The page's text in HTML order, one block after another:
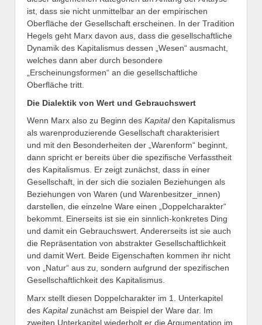
ist, dass sie nicht unmittelbar an der empirischen
Oberfläche der Gesellschaft erscheinen. In der Tradition
Hegels geht Marx davon aus, dass die gesellschaftliche
Dynamik des Kapitalismus dessen „Wesen“ ausmacht,
welches dann aber durch besondere
„Erscheinungsformen“ an die gesellschaftliche
Oberfläche tritt.
Die Dialektik von Wert und Gebrauchswert
Wenn Marx also zu Beginn des Kapitalden Kapitalismus
als warenproduzierende Gesellschaft charakterisiert
und mit den Besonderheiten der „Warenform“ beginnt,
dann spricht er bereits über die spezifische Verfasstheit
des Kapitalismus. Er zeigt zunächst, dass in einer
Gesellschaft, in der sich die sozialen Beziehungen als
Beziehungen von Waren (und Warenbesitzer_innen)
darstellen, die einzelne Ware einen „Doppelcharakter“
bekommt. Einerseits ist sie ein sinnlich-konkretes Ding
und damit ein Gebrauchswert. Andererseits ist sie auch
die Repräsentation von abstrakter Gesellschaftlichkeit
und damit Wert. Beide Eigenschaften kommen ihr nicht
von „Natur“ aus zu, sondern aufgrund der spezifischen
Gesellschaftlichkeit des Kapitalismus.
Marx stellt diesen Doppelcharakter im 1. Unterkapitel
des Kapitalzunächst am Beispiel der Ware dar. Im
zweiten Unterkapitel wiederholt er die Argumentation im